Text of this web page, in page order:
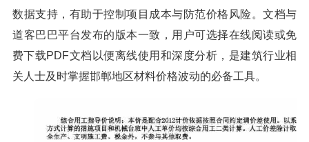
数据支持，有助于控制项目成本与防范价格风险。文档与
道客巴巴平台发布的版本一致，用户可选择在线阅读或免
费下载PDF文档以便离线使用和深度分析，是建筑行业相
关人士及时掌握邯郸地区材料价格波动的必备工具。